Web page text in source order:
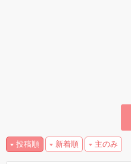
投稿順 新着順 主のみ